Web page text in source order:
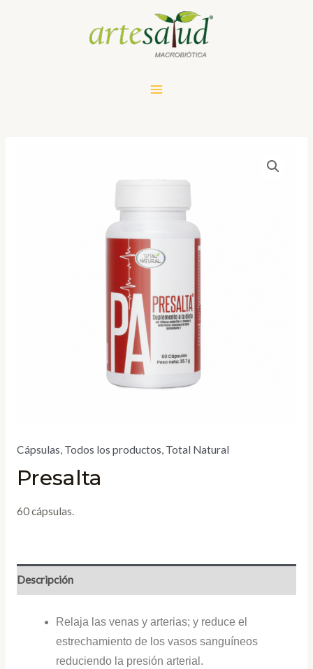
Cápsulas, Todos los productos, Total Natural
Presalta
60 cápsulas.
Descripción
Relaja las venas y arterias; y reduce el
estrechamiento de los vasos sanguíneos
reduciendo la presión arterial.